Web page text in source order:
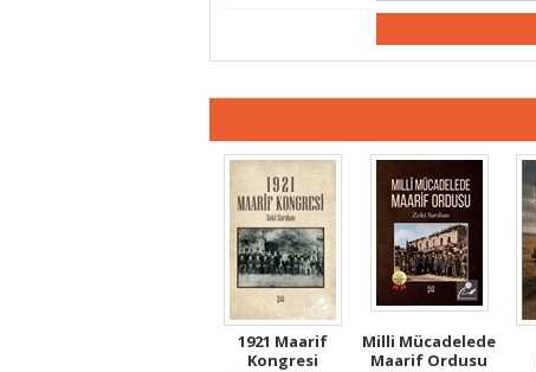
1921 Maarif
Kongresi
Milli Mücadelede
Maarif Ordusu